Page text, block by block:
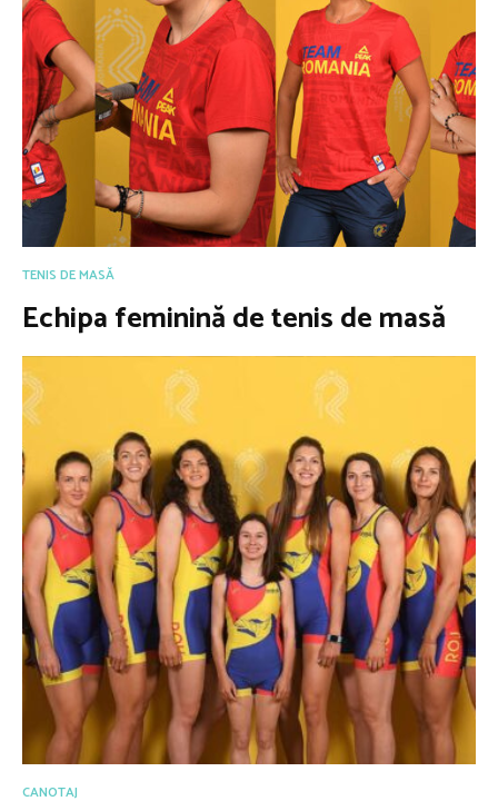
TENIS DE MASĂ
Echipa feminină de tenis de masă
CANOTAJ